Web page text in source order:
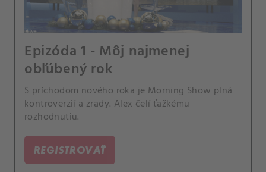
Epizóda 1 - Môj najmenej
obľúbený rok
S príchodom nového roka je Morning Show plná
kontroverzií a zrady. Alex čelí ťažkému
rozhodnutiu.
REGISTROVAŤ